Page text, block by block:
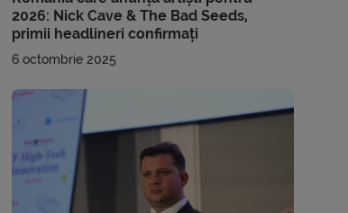
2026: Nick Cave & The Bad Seeds,
primii headlineri confirmați
6 octombrie 2025